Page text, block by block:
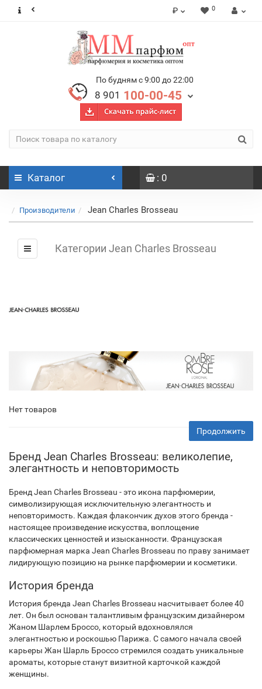
₽ 0
По будням с 9:00 до 22:00
8 901 100-00-45
Каталог : 0
Производители Jean Charles Brosseau
Категории Jean Charles Brosseau
Нет товаров
Продолжить
Бренд Jean Charles Brosseau: великолепие,
элегантность и неповторимость
Бренд Jean Charles Brosseau - это икона парфюмерии,
символизирующая исключительную элегантность и
неповторимость. Каждая флакончик духов этого бренда -
настоящее произведение искусства, воплощение
классических ценностей и изысканности. Французская
парфюмерная марка Jean Charles Brosseau по праву занимает
лидирующую позицию на рынке парфюмерии и косметики.
История бренда
История бренда Jean Charles Brosseau насчитывает более 40
лет. Он был основан талантливым французским дизайнером
Жаном Шарлем Броссо, который вдохновлялся
элегантностью и роскошью Парижа. С самого начала своей
карьеры Жан Шарль Броссо стремился создать уникальные
ароматы, которые станут визитной карточкой каждой
женщины.